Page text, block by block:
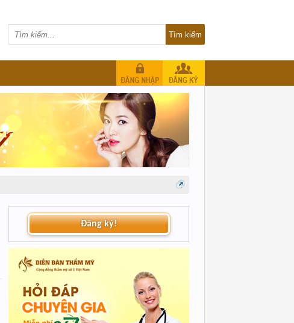
Đăng ký!